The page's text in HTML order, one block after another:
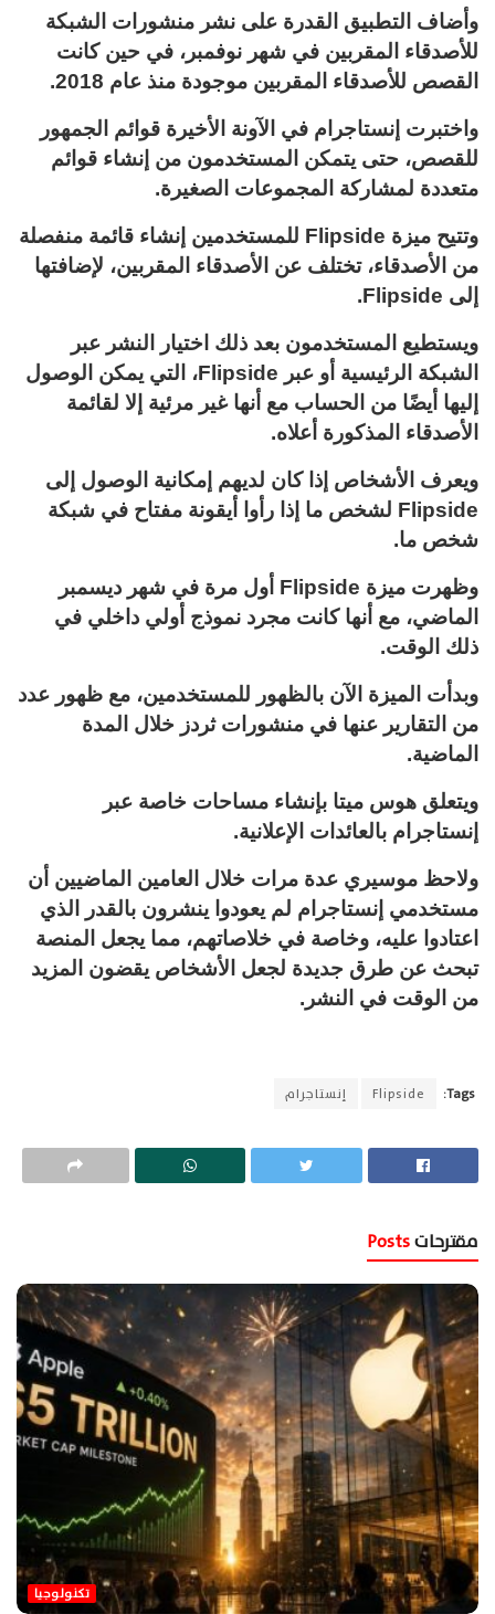
وأضاف التطبيق القدرة على نشر منشورات الشبكة
للأصدقاء المقربين في شهر نوفمبر، في حين كانت
القصص للأصدقاء المقربين موجودة منذ عام 2018.
واختبرت إنستاجرام في الآونة الأخيرة قوائم الجمهور
للقصص، حتى يتمكن المستخدمون من إنشاء قوائم
متعددة لمشاركة المجموعات الصغيرة.
وتتيح ميزة Flipside للمستخدمين إنشاء قائمة منفصلة
من الأصدقاء، تختلف عن الأصدقاء المقربين، لإضافتها
إلى Flipside.
ويستطيع المستخدمون بعد ذلك اختيار النشر عبر
الشبكة الرئيسية أو عبر Flipside، التي يمكن الوصول
إليها أيضًا من الحساب مع أنها غير مرئية إلا لقائمة
الأصدقاء المذكورة أعلاه.
ويعرف الأشخاص إذا كان لديهم إمكانية الوصول إلى
Flipside لشخص ما إذا رأوا أيقونة مفتاح في شبكة
شخص ما.
وظهرت ميزة Flipside أول مرة في شهر ديسمبر
الماضي، مع أنها كانت مجرد نموذج أولي داخلي في
ذلك الوقت.
وبدأت الميزة الآن بالظهور للمستخدمين، مع ظهور عدد
من التقارير عنها في منشورات ثردز خلال المدة
الماضية.
ويتعلق هوس ميتا بإنشاء مساحات خاصة عبر
إنستاجرام بالعائدات الإعلانية.
ولاحظ موسيري عدة مرات خلال العامين الماضيين أن
مستخدمي إنستاجرام لم يعودوا ينشرون بالقدر الذي
اعتادوا عليه، وخاصة في خلاصاتهم، مما يجعل المنصة
تبحث عن طرق جديدة لجعل الأشخاص يقضون المزيد
من الوقت في النشر.
Tags:
Flipside إنستاجرام
مقترحات
تكنولوجيا